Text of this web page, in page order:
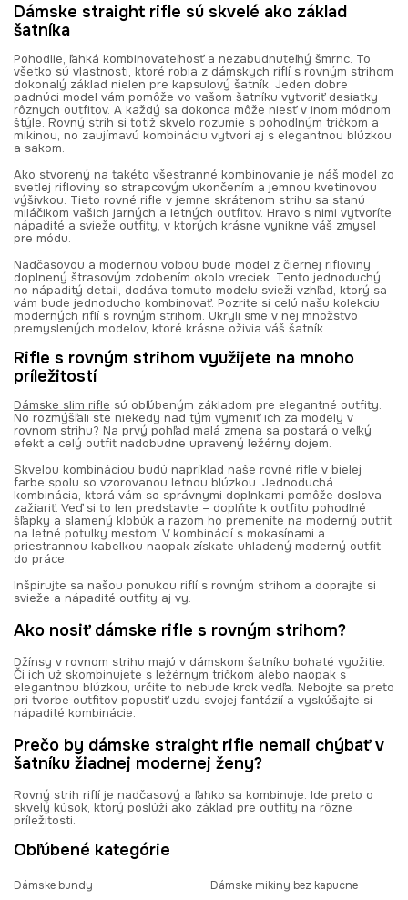
Dámske straight rifle sú skvelé ako základ
šatníka
Pohodlie, ľahká kombinovateľnosť a nezabudnuteľný šmrnc. To
všetko sú vlastnosti, ktoré robia z dámskych riflí s rovným strihom
dokonalý základ nielen pre kapsulový šatník. Jeden dobre
padnúci model vám pomôže vo vašom šatníku vytvoriť desiatky
rôznych outfitov. A každý sa dokonca môže niesť v inom módnom
štýle. Rovný strih si totiž skvelo rozumie s pohodlným tričkom a
mikinou, no zaujímavú kombináciu vytvorí aj s elegantnou blúzkou
a sakom.
Ako stvorený na takéto všestranné kombinovanie je náš model zo
svetlej rifloviny so strapcovým ukončením a jemnou kvetinovou
výšivkou. Tieto rovné rifle v jemne skrátenom strihu sa stanú
miláčikom vašich jarných a letných outfitov. Hravo s nimi vytvoríte
nápadité a svieže outfity, v ktorých krásne vynikne váš zmysel
pre módu.
Nadčasovou a modernou voľbou bude model z čiernej rifloviny
doplnený štrasovým zdobením okolo vreciek. Tento jednoduchý,
no nápaditý detail, dodáva tomuto modelu svieži vzhľad, ktorý sa
vám bude jednoducho kombinovať. Pozrite si celú našu kolekciu
moderných riflí s rovným strihom. Ukryli sme v nej množstvo
premyslených modelov, ktoré krásne oživia váš šatník.
Rifle s rovným strihom využijete na mnoho
príležitostí
Dámske slim rifle sú obľúbeným základom pre elegantné outfity.
No rozmýšľali ste niekedy nad tým vymeniť ich za modely v
rovnom strihu? Na prvý pohľad malá zmena sa postará o veľký
efekt a celý outfit nadobudne upravený ležérny dojem.
Skvelou kombináciou budú napríklad naše rovné rifle v bielej
farbe spolu so vzorovanou letnou blúzkou. Jednoduchá
kombinácia, ktorá vám so správnymi doplnkami pomôže doslova
zažiariť. Veď si to len predstavte – doplňte k outfitu pohodlné
šľapky a slamený klobúk a razom ho premeníte na moderný outfit
na letné potulky mestom. V kombinácií s mokasínami a
priestrannou kabelkou naopak získate uhladený moderný outfit
do práce.
Inšpirujte sa našou ponukou riflí s rovným strihom a doprajte si
svieže a nápadité outfity aj vy.
Ako nosiť dámske rifle s rovným strihom?
Džínsy v rovnom strihu majú v dámskom šatníku bohaté využitie.
Či ich už skombinujete s ležérnym tričkom alebo naopak s
elegantnou blúzkou, určite to nebude krok vedľa. Nebojte sa preto
pri tvorbe outfitov popustiť uzdu svojej fantázií a vyskúšajte si
nápadité kombinácie.
Prečo by dámske straight rifle nemali chýbať v
šatníku žiadnej modernej ženy?
Rovný strih riflí je nadčasový a ľahko sa kombinuje. Ide preto o
skvelý kúsok, ktorý poslúži ako základ pre outfity na rôzne
príležitosti.
Obľúbené kategórie
Dámske bundy Dámske mikiny bez kapucne